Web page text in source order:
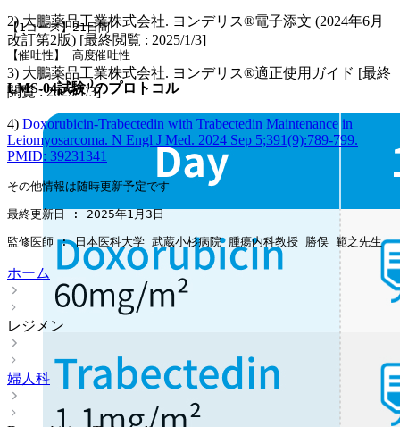
2) 大鵬薬品工業株式会社. ヨンデリス®電子添文 (2024年6月
改訂第2版) [最終閲覧 : 2025/1/3]
3) 大鵬薬品工業株式会社. ヨンデリス®適正使用ガイド [最終
閲覧 : 2025/1/3]
4) Doxorubicin-Trabectedin with Trabectedin Maintenance in
Leiomyosarcoma. N Engl J Med. 2024 Sep 5;391(9):789-799.
PMID: 39231341
その他情報は随時更新予定です
最終更新日 : 2025年1月3日
監修医師 : 日本医科大学 武蔵小杉病院 腫瘍内科教授 勝俣 範之先生
ホーム
レジメン
婦人科
【1コース】21日間
【催吐性】 高度催吐性
LMS-04試験⁴⁾のプロトコル